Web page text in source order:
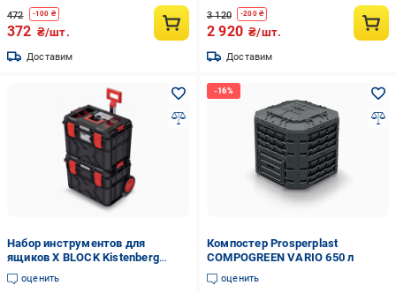
472 -100 ₴
372 ₴/шт.
Доставим
3 120 -200₴
2 920 ₴/шт.
Доставим
Набор инструментов для
ящиков X BLOCK Kistenberg
KXBS604085F 546x380x785 мм
IP55 2 шт.
оценить
Компостер Prosperplast
COMPOGREEN VARIO 650 л
оценить